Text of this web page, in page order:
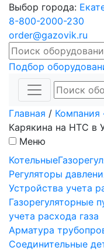
Выбор города:
8-800-2000-230
order@gazovik.ru
Подбор
Главная / Компания
Карякина на НТС в
Меню
Котельные
Регуляторы
Устройства учета
Газорегуляторные
учета расхода газа
Арматура
Соединительные